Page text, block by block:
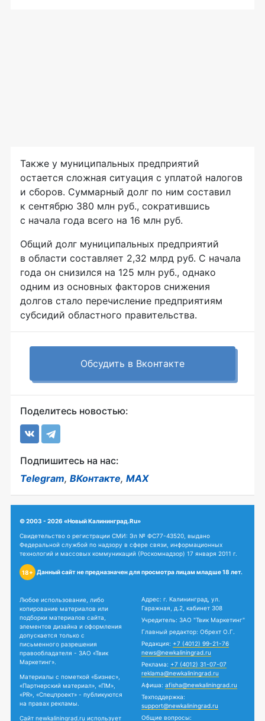
Также у муниципальных предприятий
остается сложная ситуация с уплатой налогов
и сборов. Суммарный долг по ним составил
к сентябрю 380 млн руб., сократившись
с начала года всего на 16 млн руб.
Общий долг муниципальных предприятий
в области составляет 2,32 млрд руб. С начала
года он снизился на 125 млн руб., однако
одним из основных факторов снижения
долгов стало перечисление предприятиям
субсидий областного правительства.
Обсудить в Вконтакте
Поделитесь новостью:
Подпишитесь на нас:
Telegram, ВКонтакте, MAX
© 2003 - 2026 «Новый Калининград.Ru»
Свидетельство о регистрации СМИ: Эл № ФС77-43520, выдано
Федеральной службой по надзору в сфере связи, информационных
технологий и массовых коммуникаций (Роскомнадзор) 17 января 2011 г.
18+ Данный сайт не предназначен для просмотра лицам младше 18 лет.
Любое использование, либо
копирование материалов или
подборки материалов сайта,
элементов дизайна и оформления
допускается только с
письменного разрешения
правообладателя - ЗАО «Твик
Маркетинг».
Материалы с пометкой «Бизнес»,
«Партнерский материал», «ПМ»,
«PR», «Спецпроект» - публикуются
на правах рекламы.
Сайт newkaliningrad.ru использует
Адрес: г. Калининград, ул.
Гаражная, д.2, кабинет 308
Учредитель: ЗАО "Твик Маркетинг"
Главный редактор: Обрехт О.Г.
Редакция: +7 (4012) 99-21-76
news@newkaliningrad.ru
Реклама: +7 (4012) 31-07-07
reklama@newkaliningrad.ru
Афиша: afisha@newkaliningrad.ru
Техподдержка:
support@newkaliningrad.ru
Общие вопросы: